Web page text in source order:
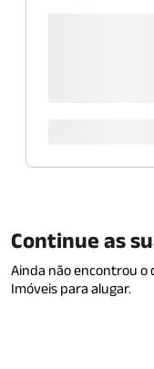
Continue as
Ainda não encontrou o
Imóveis para alugar.